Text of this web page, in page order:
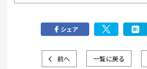
シェア
前へ 一覧に戻る